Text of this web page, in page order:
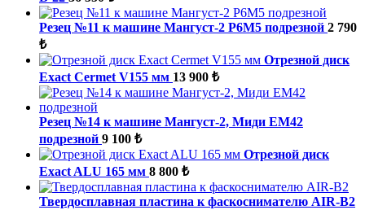
Резец №11 к машине Мангуст-2 Р6М5 подрезной 2 790
₺
Отрезной диск
Exact Cermet V155 мм 13 900 ₺
Резец №14 к машине Мангуст-2, Миди ЕМ42
подрезной 9 100 ₺
Отрезной диск
Exact ALU 165 мм 8 800 ₺
Твердосплавная пластина к фаскоснимателю AIR-B2